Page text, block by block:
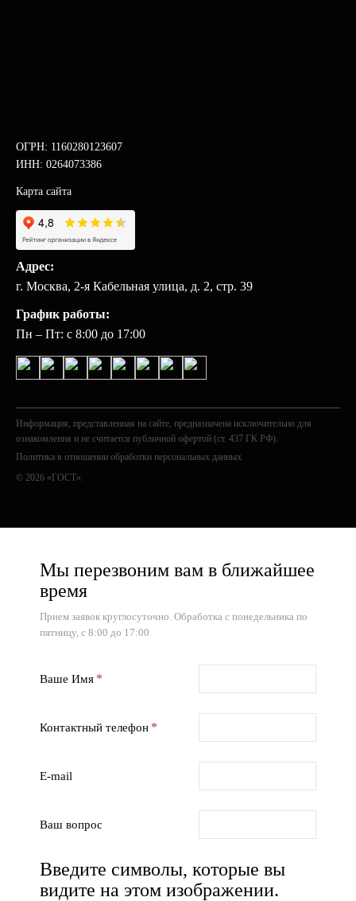
ОГРН: 1160280123607
ИНН: 0264073386
Карта сайта
Адрес:
г. Москва, 2-я Кабельная улица, д. 2, стр. 39
График работы:
Пн – Пт: с 8:00 до 17:00
© 2026 «ГОСТ».
Информация, представленная на сайте, предназначена исключительно для
ознакомления и не считается публичной офертой (ст. 437 ГК РФ).
Политика в отношении обработки персональных данных
Мы перезвоним вам в ближайшее
время
Прием заявок круглосуточно. Обработка с понедельника по
пятницу, с 8:00 до 17:00
Ваше Имя
Контактный телефон
E-mail
Ваш вопрос
Введите символы, которые вы
видите на этом изображении.